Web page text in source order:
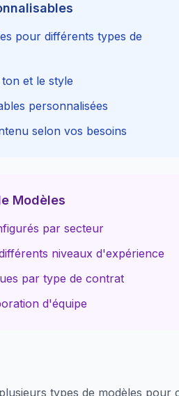
pour différents types de
et le style
personnalisées
selon vos besoins
Modèles
par secteur
niveaux d'expérience
par type de contrat
d'équipe
types de modèles pour